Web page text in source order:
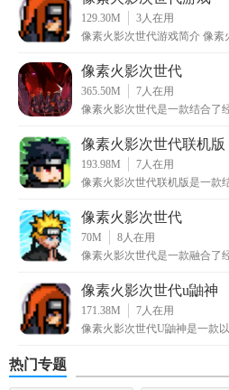
2. 技能系统：玩家可以通过升级
能，如忍术、体术、幻术等。
3. 装备系统：提供多种装备和道
成任务获得，增强角色的战斗力。
4. 剧情模式：按照《火影忍者》
要完成各种任务和挑战，推动剧
【像素火影次世代玩法】
1. 基本操作：通过虚拟按键或触
支持多种连招和组合技能。
2. 技能释放：玩家需要合理搭配
3. 角色升级：通过战斗获得经验
129.30M 3 人在用
像素火影次世代
像素火影次世代
365.50M 7 人在用
像素火影次世代是一款结合了
像素火影次世代联机版
193.98M 7 人在用
像素火影次世代联机版是一款
像素火影次世代
70M 8 人在用
像素火影次世代是一款融合了
像素火影次世代u鼬神
171.38M 7 人在用
像素火影次世代U鼬神是一款以
热门专题